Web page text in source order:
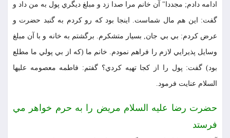
ادامه دادم; مجددا" آن خانم مرا صدا زد و مبلغ ديگري پول به من داد و
گفت: اين هم مال شماست. اينجا بود كه رو كردم به گنبد حضرت و
عرض كردم: بي بي جان, بسيار متشكرم. برگشتم به خانه و با آن مبلغ
وسايل پذيرايي لازم را فراهم نمودم. خانم ما (كه از بي پولي ما مطلع
بود) گفت: پول را از كجا تهيه كردي؟ گفتم: فاطمه معصومه عليها
السلام عنايت فرمود.
حضرت رضا عليه السلام مريض را به حرم خواهر مي
فرستد